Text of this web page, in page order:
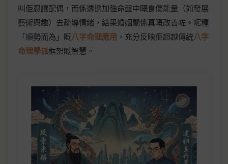
叫佢忍讓配偶，而係透過加強命盤中嘅食傷能量（如發展
藝術興趣）去疏導情緒，結果婚姻關係真嘅改善咗。呢種
「順勢而為」嘅八字命理應用 ，充分反映佢超越傳統八字
命理學派框架嘅智慧。